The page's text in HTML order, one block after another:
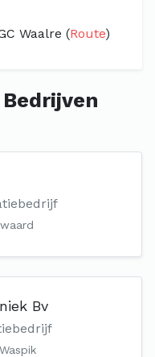
Waalre (Route)
Bv